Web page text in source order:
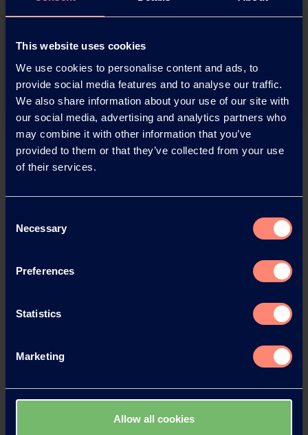
This website uses cookies
We use cookies to personalise content and ads, to
provide social media features and to analyse our traffic.
We also share information about your use of our site with
our social media, advertising and analytics partners who
may combine it with other information that you’ve
provided to them or that they’ve collected from your use
of their services.
Selection
Necessary
Preferences
Statistics
Marketing
Allow all cookies
products or want to contact us?
Contact
Back
News Archive
News Archive 2024